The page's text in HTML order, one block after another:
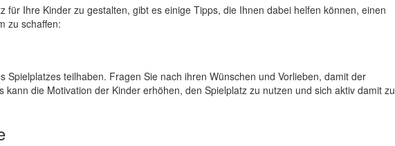
für Ihre Kinder zu gestalten, gibt es einige Tipps, die Ihnen dabei helfen können, einen
zu schaffen:
Spielplatzes teilhaben. Fragen Sie nach ihren Wünschen und Vorlieben, damit der
kann die Motivation der Kinder erhöhen, den Spielplatz zu nutzen und sich aktiv damit zu